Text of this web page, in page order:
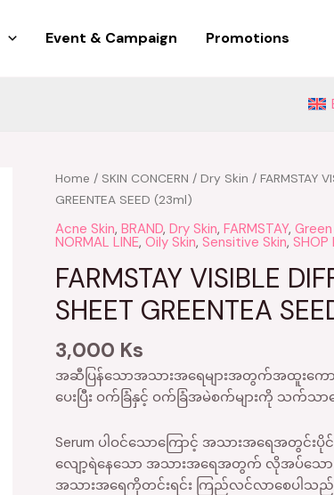
Event & Campaign Promotions
Home / SKIN CONCERN / Dry Skin / FARMSTAY
GREENTEA SEED (23ml)
Acne Skin, BRAND, Dry Skin, FARMSTAY,
NORMAL LINE, Oily Skin, Sensitive Skin, SHOP
FARMSTAY VISIBLE
SHEET GREENTEA
3,000 Ks
အဆီပြန်သောအသားအရေများအတွက်အထူးကေ
ပေးပြီး ဝက်ခြံနှင့် ဝက်ခြံအမဲစက်များကို သက်သ
Serum ပါဝင်သောကြောင့် အသားအရေအတွင်း
လျော့ရဲနေသော အသားအရေအတွက် လိုအပ်သော အ
အသားအရေကိုတင်းရင်း ကြည်လင်လာစေပါသည်